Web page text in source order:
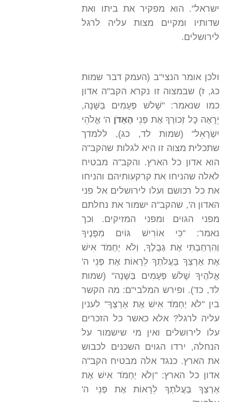
ישראל". הוא מפקיר את ביתו ואת
שדותיו ומקיים מצות עליה לרגל
לירושלים.
ולכן אומר הנצי"ב (העמק דבר שמות
כג, ז) שבמצוה זו נקרא הקב"ה אדון
כמו שנאמר: "שָׁלשׁ פְּעָמִים בַּשָּׁנָה,
יֵרָאֶה כָּל זְכוּרְךָ אֶת פְּנֵי הָאָדֹן ה' אֱלֹהֵי
יִשְׂרָאֵל" (שמות לד, כג), ללמדך
שתכלית מצוה זו היא לגלות שהקב"ה
הוא אדון כל הארץ. והקב"ה מבטיח
לאלה שהניחו את קרקעותיהם והניחו
את כל רכושם ועלו לירושלים אל פני
האדון ה', שהקב"ה ישמור את נחלתם
מפני הגוים ומפני המזיקים. וכך
נאמר: "כִּי אוֹרִישׁ גּוֹיִם מִפָּנֶיךָ
וְהִרְחַבְתִּי אֶת גְּבֻלֶךָ, וְלֹא יַחְמֹד אִישׁ
אֶת אַרְצְךָ בַּעֲלֹתְךָ לֵרָאוֹת אֶת פְּנֵי ה'
אֱלֹהֶיךָ שָׁלשׁ פְּעָמִים בַּשָּׁנָה" (שמות
לד, כד). ופירש המלבי"ם: מה הקשר
בין "לֹא יַחְמֹד אִישׁ אֶת אַרְצְךָ" לענין
עליה לרגל? אלא כאשר כל הזכרים
עלו לירושלים ואין מי שישמור על
הנחלה, ירדו הגוים השכנים לכבוש
את הארץ. כנגד אלה מבטיח הקב"ה
אדון כל הארץ: "וְלֹא יַחְמֹד אִישׁ אֶת
אַרְצְךָ בַּעֲלֹתְךָ לֵרָאוֹת אֶת פְּנֵי ה'